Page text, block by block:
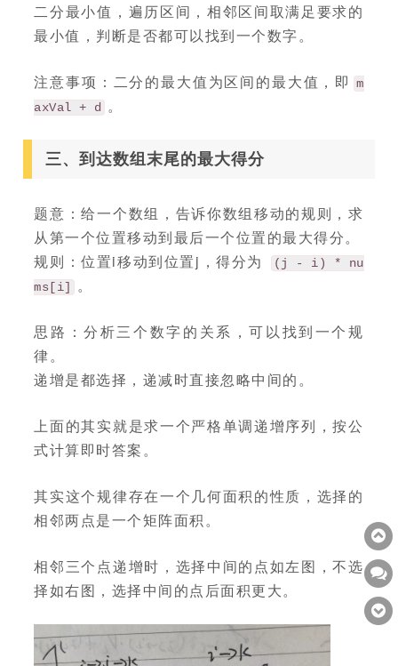
二分最小值，遍历区间，相邻区间取满足要求的
最小值，判断是否都可以找到一个数字。
注意事项：二分的最大值为区间的最大值，即
m
axVal + d
。
三、到达数组末尾的最大得分
题意：给一个数组，告诉你数组移动的规则，求
从第一个位置移动到最后一个位置的最大得分。
规则：位置i移动到位置j，得分为
(j - i) * nu
ms[i]
。
思路：分析三个数字的关系，可以找到一个规
律。
递增是都选择，递减时直接忽略中间的。
上面的其实就是求一个严格单调递增序列，按公
式计算即时答案。
其实这个规律存在一个几何面积的性质，选择的
相邻两点是一个矩阵面积。
相邻三个点递增时，选择中间的点如左图，不选
择如右图，选择中间的点后面积更大。